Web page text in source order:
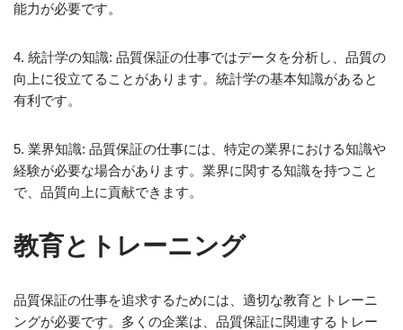
能力が必要です。
4. 統計学の知識: 品質保証の仕事ではデータを分析し、品質の
向上に役立てることがあります。統計学の基本知識があると
有利です。
5. 業界知識: 品質保証の仕事には、特定の業界における知識や
経験が必要な場合があります。業界に関する知識を持つこと
で、品質向上に貢献できます。
教育とトレーニング
品質保証の仕事を追求するためには、適切な教育とトレーニ
ングが必要です。多くの企業は、品質保証に関連するトレー